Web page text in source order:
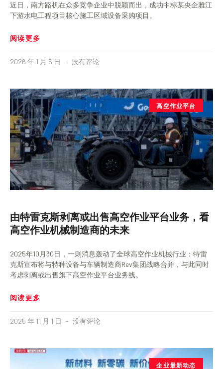
近日，南方路机在众多竞争企业中脱颖而出，成功中标某央企雅江
下游水电工程项目核心施工区域设备采购项目。
阅读更多
2026 年 1 月 5 日 没有评论
高空作业平台
由特雷克斯剥离或出售高空作业平台业务，看
高空作业机械制造商的未来
2025年10月30日，一则消息轰动了全球高空作业机械行业：特雷
克斯宣布将与特种设备与车辆制造商Rev集团战略合并，与此同时
考虑剥离或出售旗下高空作业平台业务线。
阅读更多
2025 年 11 月 1 日 没有评论
企业最新动态